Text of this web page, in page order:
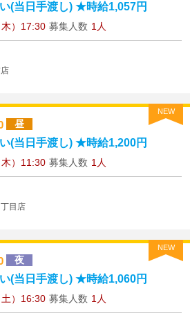
(当日手渡し) ★時給1,057円
）17:30 募集人数 1人
NEW
昼
(当日手渡し) ★時給1,200円
）11:30 募集人数 1人
目店
NEW
夜
(当日手渡し) ★時給1,060円
）16:30 募集人数 1人